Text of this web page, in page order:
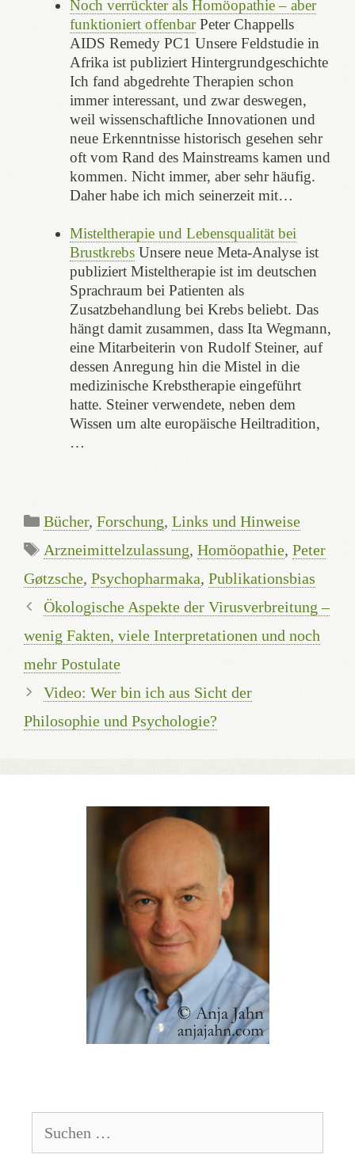
Noch verrückter als Homöopathie – aber
funktioniert offenbarPeter Chappells
AIDS Remedy PC1 Unsere Feldstudie in
Afrika ist publiziert Hintergrundgeschichte
Ich fand abgedrehte Therapien schon
immer interessant, und zwar deswegen,
weil wissenschaftliche Innovationen und
neue Erkenntnisse historisch gesehen sehr
oft vom Rand des Mainstreams kamen und
kommen. Nicht immer, aber sehr häufig.
Daher habe ich mich seinerzeit mit…
Misteltherapie und Lebensqualität bei
BrustkrebsUnsere neue Meta-Analyse ist
publiziert Misteltherapie ist im deutschen
Sprachraum bei Patienten als
Zusatzbehandlung bei Krebs beliebt. Das
hängt damit zusammen, dass Ita Wegmann,
eine Mitarbeiterin von Rudolf Steiner, auf
dessen Anregung hin die Mistel in die
medizinische Krebstherapie eingeführt
hatte. Steiner verwendete, neben dem
Wissen um alte europäische Heiltradition,
…
Kategorien
Bücher, Forschung, Links und Hinweise
Schlagwörter
Arzneimittelzulassung, Homöopathie, Peter
Gøtzsche, Psychopharmaka, Publikationsbias
Ökologische Aspekte der Virusverbreitung –
wenig Fakten, viele Interpretationen und noch
mehr Postulate
Video: Wer bin ich aus Sicht der
Philosophie und Psychologie?
nach: